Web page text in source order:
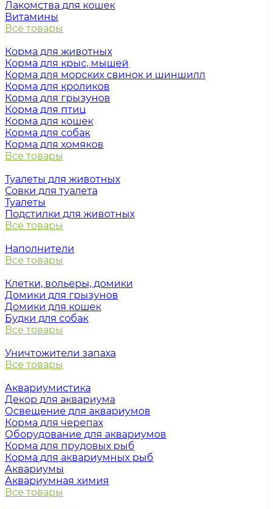
Лакомства для кошек
Витамины
Все товары
Корма для животных
Корма для крыс, мышей
Корма для морских свинок и шиншилл
Корма для кроликов
Корма для грызунов
Корма для птиц
Корма для кошек
Корма для собак
Корма для хомяков
Все товары
Туалеты для животных
Совки для туалета
Туалеты
Подстилки для животных
Все товары
Наполнители
Все товары
Клетки, вольеры, домики
Домики для грызунов
Домики для кошек
Будки для собак
Все товары
Уничтожители запаха
Все товары
Аквариумистика
Декор для аквариума
Освещение для аквариумов
Корма для черепах
Оборудование для аквариумов
Корма для прудовых рыб
Корма для аквариумных рыб
Аквариумы
Аквариумная химия
Все товары